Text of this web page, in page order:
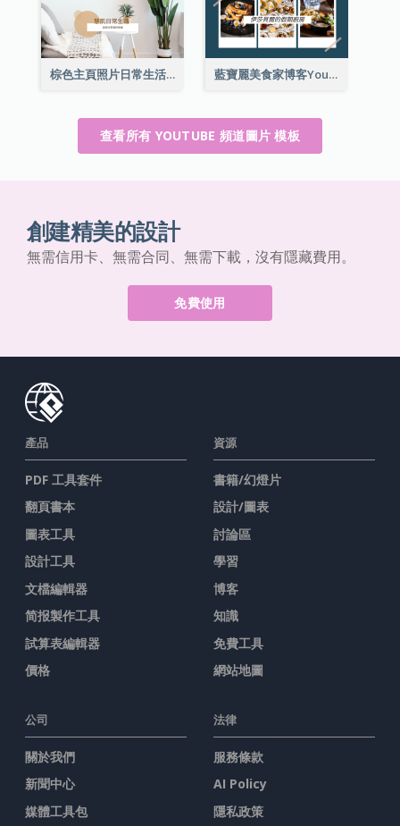
棕色主頁照片日常生活分享YouTube頻道圖片 藍寶麗美食家博客YouTube頻道圖片
查看所有 YOUTUBE 頻道圖片 模板
創建精美的設計
無需信用卡、無需合同、無需下載，沒有隱藏費用。
免費使用
產品
PDF 工具套件
翻頁書本
圖表工具
設計工具
文檔編輯器
简报製作工具
試算表編輯器
價格
資源
書籍/幻燈片
設計/圖表
討論區
學習
博客
知識
免費工具
網站地圖
公司
關於我們
新聞中心
媒體工具包
法律
服務條款
AI Policy
隱私政策